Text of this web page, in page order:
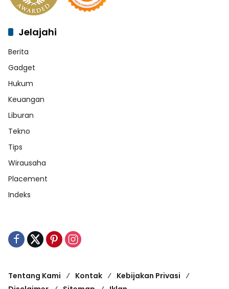
Jelajahi
Berita
Gadget
Hukum
Keuangan
Liburan
Tekno
Tips
Wirausaha
Placement
Indeks
Tentang Kami Kontak
Kebijakan Privasi